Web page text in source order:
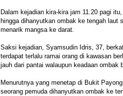
Dalam kejadian kira-kira jam 11.20 pagi
hingga dihanyutkan ombak ke tengah laut
menarik mangsa ke darat.
Saksi kejadian, Syamsudin Idris, 37,
terdapat terlalu ramai orang di kawasan
jauh dari pantai walaupun keadaan ombak
Menurutnya yang menetap di Bukit
seorang pemuda dihanyutkan ombak ke